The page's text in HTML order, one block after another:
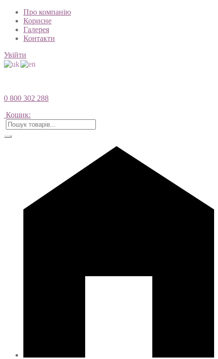
Про компанію
Корисне
Галерея
Контакти
Увійти
0 800 302 288
Кошик: